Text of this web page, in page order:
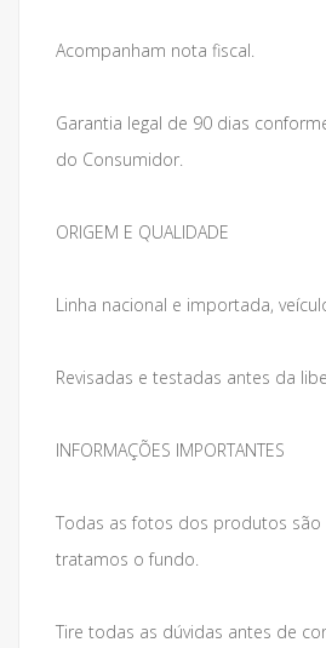
Acompanham nota fiscal.
Garantia legal de 90 dias
do Consumidor.
ORIGEM E QUALIDADE
Linha nacional e importada,
Revisadas e testadas antes da
INFORMAÇÕES IMPORTANTES
Todas as fotos dos produtos são
tratamos o fundo.
Tire todas as dúvidas antes de